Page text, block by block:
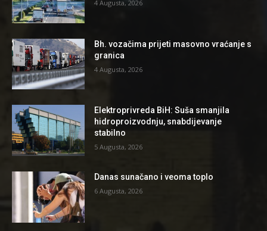
4 Augusta, 2026
Bh. vozačima prijeti masovno vraćanje s
granica
4 Augusta, 2026
Elektroprivreda BiH: Suša smanjila
hidroproizvodnju, snabdijevanje
stabilno
5 Augusta, 2026
Danas sunačano i veoma toplo
6 Augusta, 2026